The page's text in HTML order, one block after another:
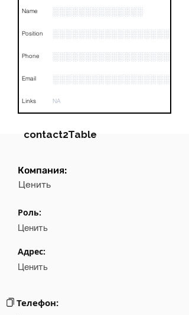
Name ░░░░░░░░░░░░░░
Position ░░░░░░░░░░░░░░░░░░
Phone
Email
Links NA
contact2Table
Field
Email
Компания:
Ценить
Роль:
Ценить
Адрес:
Ценить
Телефон: